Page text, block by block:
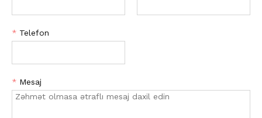
* Telefon
* Mesaj